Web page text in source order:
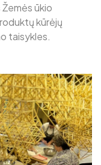
ūkio
kūrėjų
taisykles.